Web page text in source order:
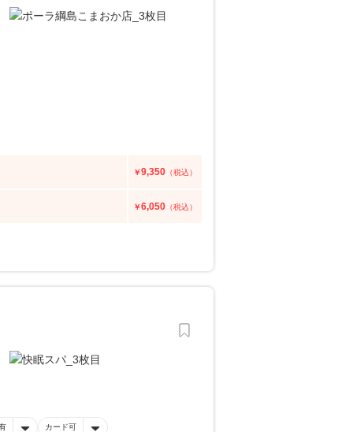
￥9,350 （税込）
￥6,050 （税込）
カード可